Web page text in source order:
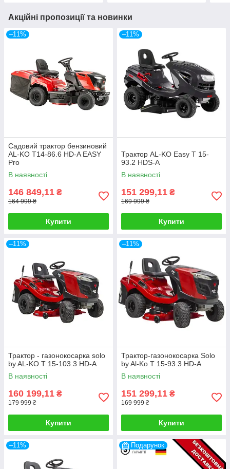
Акційні пропозиції та новинки
–11%
Садовий трактор бензиновий
AL-KO T14-86.6 HD-A EASY
Pro
В наявності
146 849,11 ₴
164 999 ₴
Купити
–11%
Трактор AL-KO Easy T 15-
93.2 HDS-A
В наявності
151 299,11 ₴
169 999 ₴
Купити
–11%
Трактор - газонокосарка solo
by AL-KO T 15-103.3 HD-A
В наявності
160 199,11 ₴
179 999 ₴
Купити
–11%
Трактор-газонокосарка Solo
by Al-Ko T 15-93.3 HD-A
В наявності
151 299,11 ₴
169 999 ₴
Купити
–11% Подарунок